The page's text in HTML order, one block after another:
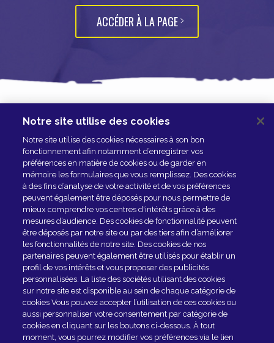
ACCÉDER À LA PAGE
NOUS CONTACTER
ESPACE PRESSE
NOS PARTENAIRES
Rejoindre le club
EN SAVOIR PLUS
Notre site utilise des cookies
Notre site utilise des cookies nécessaires à son bon
fonctionnement afin notamment d’enregistrer vos
préférences en matière de cookies ou de garder en
mémoire les formulaires que vous remplissez. Des cookies
à des fins d’analyse de votre activité et de vos préférences
peuvent également être déposés pour nous permettre de
mieux comprendre vos centres d'intérêts grâce à des
mesures d’audience. Des cookies de fonctionnalité peuvent
être déposés par notre site ou par des tiers afin d’améliorer
les fonctionnalités de notre site. Des cookies de nos
partenaires peuvent également être utilisés pour établir un
profil de vos intérêts et vous proposer des publicités
personnalisées. La liste des sociétés utilisant des cookies
sur notre site est disponible au sein de chaque catégorie de
cookies Vous pouvez accepter l’utilisation de ces cookies ou
aussi personnaliser votre consentement par catégorie de
cookies en cliquant sur les boutons ci-dessous. À tout
moment, vous pourrez modifier vos préférences via le lien